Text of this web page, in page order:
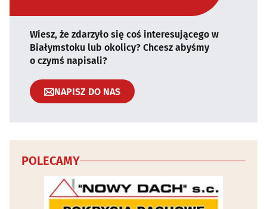
Wiesz, że zdarzyło się coś interesującego w
Białymstoku lub okolicy? Chcesz abyśmy
o czymś napisali?
NAPISZ DO NAS
POLECAMY